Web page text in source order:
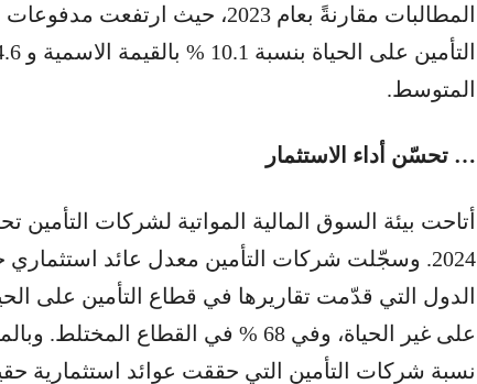
المطالبات مقارنةً بعام 2023، حيث
المتوسط.
… تحسّن أداء الاستثمار
أتاحت بيئة السوق المالية المواتية لشركات التأمين
نسبة شركات التأمين التي حققت عوائد استثمارية